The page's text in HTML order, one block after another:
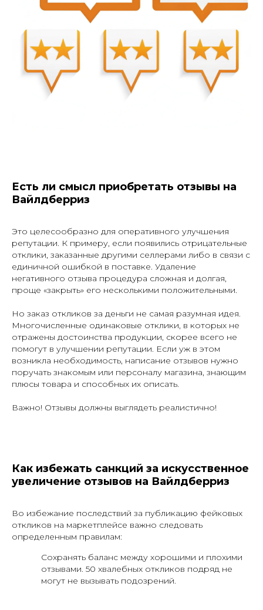
Есть ли смысл приобретать отзывы на
Вайлдберриз
Это целесообразно для оперативного улучшения
репутации. К примеру, если появились отрицательные
отклики, заказанные другими селлерами либо в связи с
единичной ошибкой в поставке. Удаление
негативного отзыва процедура сложная и долгая,
проще «закрыть» его несколькими положительными.
Но заказ откликов за деньги не самая разумная идея.
Многочисленные одинаковые отклики, в которых не
отражены достоинства продукции, скорее всего не
помогут в улучшении репутации. Если уж в этом
возникла необходимость, написание отзывов нужно
поручать знакомым или персоналу магазина, знающим
плюсы товара и способных их описать.
Важно! Отзывы должны выглядеть реалистично!
Как избежать санкций за искусственное
увеличение отзывов на Вайлдберриз
Во избежание последствий за публикацию фейковых
откликов на маркетплейсе важно следовать
определенным правилам:
Сохранять баланс между хорошими и плохими
отзывами. 50 хвалебных откликов подряд не
могут не вызывать подозрений.